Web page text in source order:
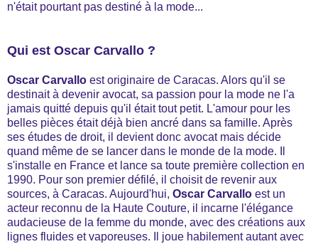
n'était pourtant pas destiné à la mode...
Qui est Oscar Carvallo ?
Oscar Carvallo est originaire de Caracas. Alors qu'il se
destinait à devenir avocat, sa passion pour la mode ne l'a
jamais quitté depuis qu'il était tout petit. L'amour pour les
belles pièces était déjà bien ancré dans sa famille. Après
ses études de droit, il devient donc avocat mais décide
quand même de se lancer dans le monde de la mode. Il
s'installe en France et lance sa toute première collection en
1990. Pour son premier défilé, il choisit de revenir aux
sources, à Caracas. Aujourd'hui, Oscar Carvallo est un
acteur reconnu de la Haute Couture, il incarne l'élégance
audacieuse de la femme du monde, avec des créations aux
lignes fluides et vaporeuses. Il joue habilement autant avec